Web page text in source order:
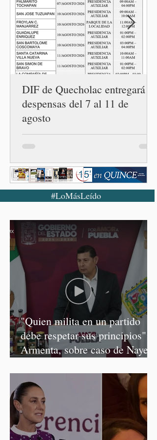
Centro LIBRE (Libertad,
Igualdad, Bienestar, Redes,
Emancipación) número 62 y
la Casa Carmen Serdán
número 25 en el estado, la
cuarta en la c
DIF de Quecholac entregará
despensas del 7 al 11 de
agosto
#LoMásLeído
"Quien milita en un partido
debe respetar sus principios":
Armenta, sobre caso de Nayeli